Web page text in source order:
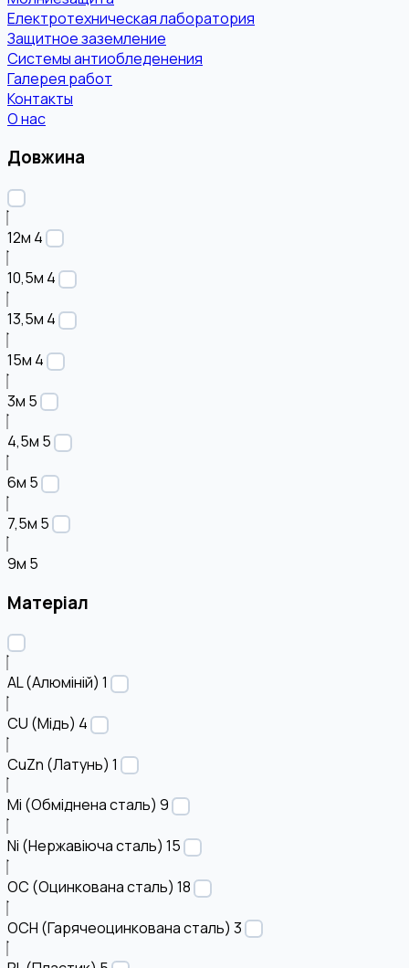
Електротехническая лаборатория
Защитное заземление
Системы антиобледенения
Галерея работ
Контакты
О нас
Довжина
12м 4
10,5м 4
13,5м 4
15м 4
3м 5
4,5м 5
6м 5
7,5м 5
9м 5
Матеріал
AL (Алюміній) 1
CU (Мідь) 4
CuZn (Латунь) 1
Mi (Обміднена сталь) 9
Ni (Нержавіюча сталь) 15
OC (Оцинкована сталь) 18
OCH (Гарячеоцинкована сталь) 3